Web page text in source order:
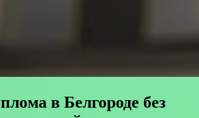
в Белгороде без